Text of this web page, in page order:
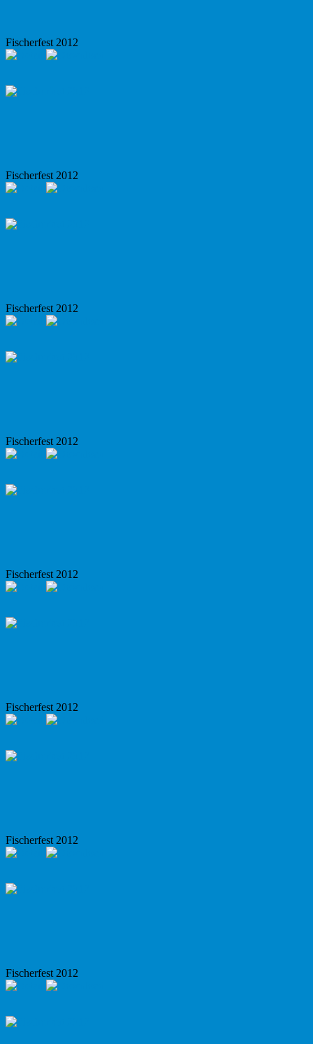
Fischerfest 2012
Fischerfest 2012
Fischerfest 2012
Fischerfest 2012
Fischerfest 2012
Fischerfest 2012
Fischerfest 2012
Fischerfest 2012